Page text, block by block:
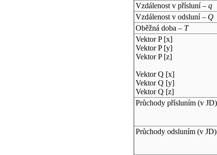
Vzdálenost v přísluní – q
Vzdálenost v odsluní – Q
Oběžná doba – T
Vektor P [x]
Vektor P [y]
Vektor P [z]
Vektor Q [x]
Vektor Q [y]
Vektor Q [z]
Průchody přísluním (v JD)
Průchody odsluním (v JD)